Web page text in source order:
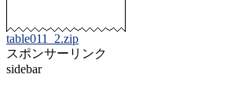
table011_2.zip
スポンサーリンク
sidebar